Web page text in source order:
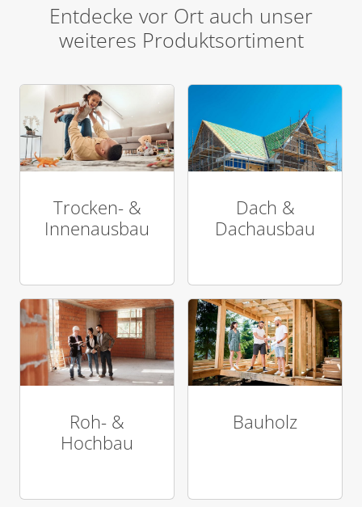
Entdecke vor Ort auch unser
weiteres Produktsortiment
Trocken- &
Innenausbau
Dach &
Dachausbau
Roh- &
Hochbau
Bauholz